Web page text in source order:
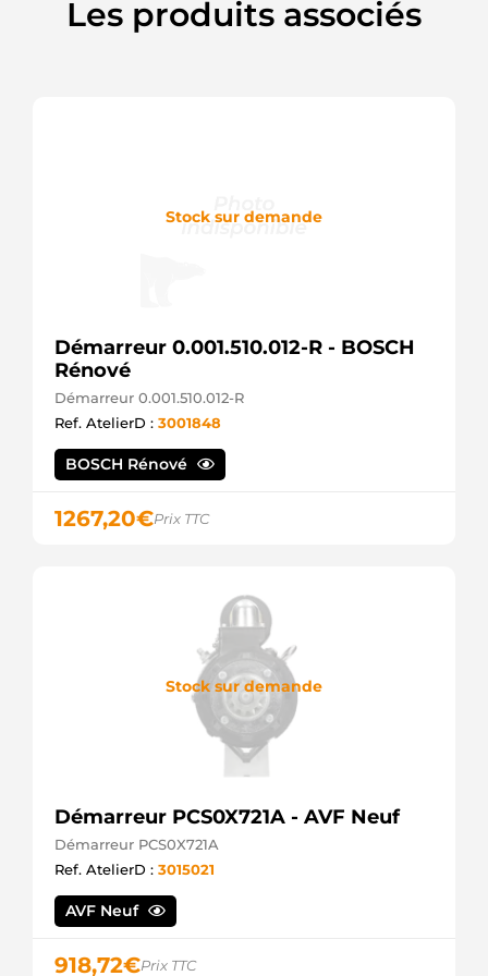
PARTS
Les produits associés
Stock sur demande
Démarreur 0.001.510.012-R - BOSCH
Rénové
Démarreur 0.001.510.012-R
Ref. AtelierD : 3001848
BOSCH Rénové
1267,20€Prix TTC
Stock sur demande
Démarreur PCS0X721A - AVF Neuf
Démarreur PCS0X721A
Ref. AtelierD : 3015021
AVF Neuf
918,72€Prix TTC